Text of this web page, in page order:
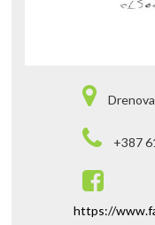
+387
https://